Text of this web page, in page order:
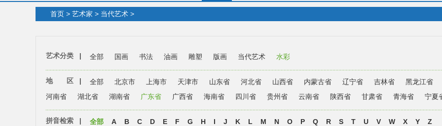
首页 > 艺术家 > 当代艺术 >
艺术分类 | 全部 国画 书法 油画 雕塑 版画 当代艺术 水彩
地 区 | 全部 北京市 上海市 天津市 山东省 河北省 山西省 内蒙古省 辽宁省 吉林省 黑龙江省
河南省
湖北省 湖南省 广东省 广西省 海南省 四川省 贵州省 云南省 陕西省 甘肃省 青海省 宁夏
拼音检索 | 全部 A B C D E F G H I J K L M N O P Q R S T U V W X Y Z